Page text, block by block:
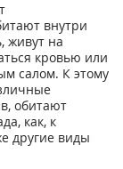
внутри
живут на
кровью или
салом. К этому
обитают
как, к
другие виды